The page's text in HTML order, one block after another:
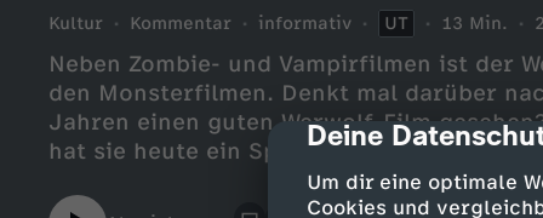
cmp-dialog-
Deine
Um dir eine optimale
Cookies und
Kultur Kommentar informativ UT 13 Min.
Neben Zombie- und Vampirfilmen ist der
den Monsterfilmen. Denkt mal darüber
Jahren einen guten Werwolf-Film
hat sie heute ein Special für euch
anschaut, was den Werwolf-Film so
kann und warum der Werwolf-Mythos